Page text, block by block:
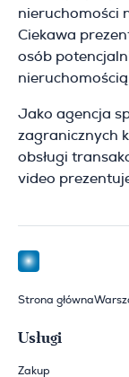
nieruchomości
Ciekawa
osób
nieruchomością.
Jako agencja
zagranicznych
obsługi
video
Strona główna
Usługi
Zakup